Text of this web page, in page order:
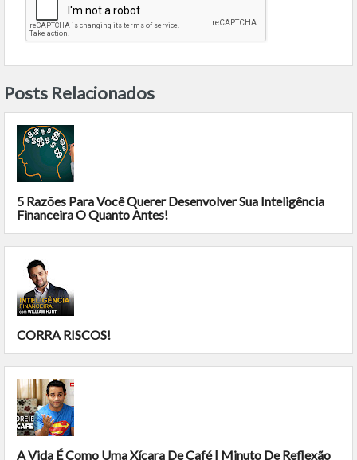
Posts Relacionados
5 Razões Para Você Querer Desenvolver Sua Inteligência
Financeira O Quanto Antes!
CORRA RISCOS!
A Vida É Como Uma Xícara De Café | Minuto De Reflexão